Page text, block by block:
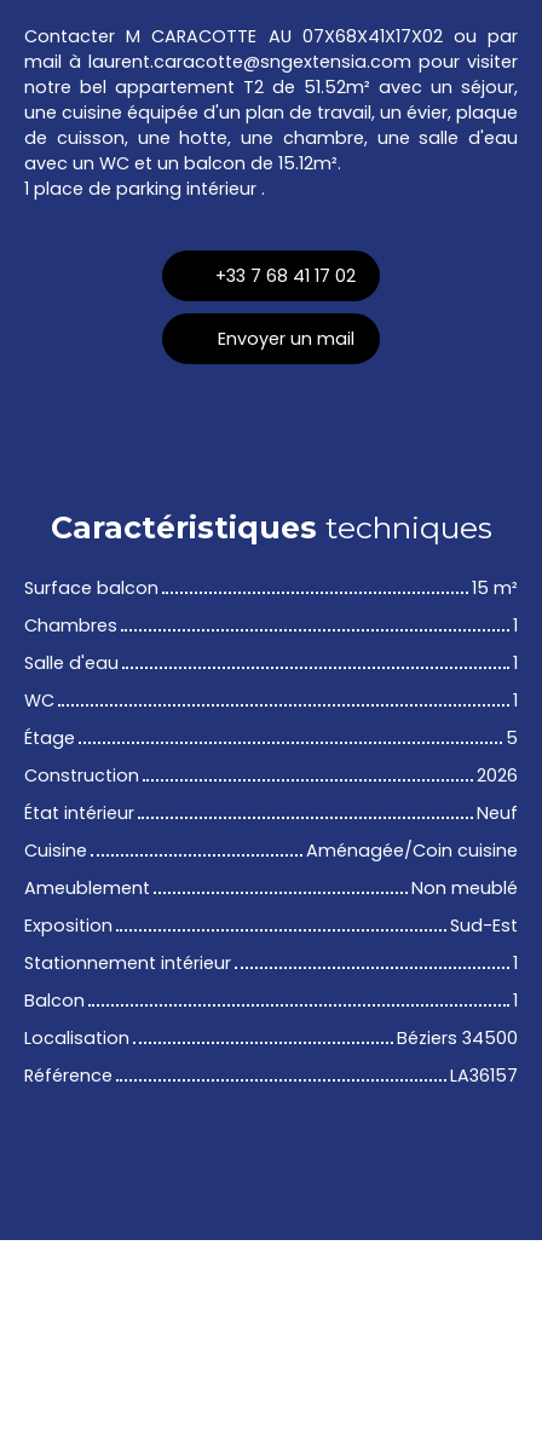
Contacter M CARACOTTE AU 07X68X41X17X02 ou par
mail à laurent.caracotte@sngextensia.com pour visiter
notre bel appartement T2 de 51.52m² avec un séjour,
une cuisine équipée d'un plan de travail, un évier, plaque
de cuisson, une hotte, une chambre, une salle d'eau
avec un WC et un balcon de 15.12m².
1 place de parking intérieur .
+33 7 68 41 17 02
Envoyer un mail
Caractéristiques techniques
Surface balcon 15 m²
Chambres
1
Salle d'eau
1
WC
1
Étage
5
Construction
2026
État intérieur
Neuf
Cuisine
Aménagée/Coin cuisine
Ameublement
Non meublé
Exposition
Sud-Est
Stationnement intérieur
1
Balcon
1
Localisation
Béziers 34500
Référence
LA36157